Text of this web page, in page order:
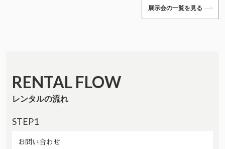
展示会の一覧を見る
RENTAL FLOW
レンタルの流れ
STEP1
お問い合わせ